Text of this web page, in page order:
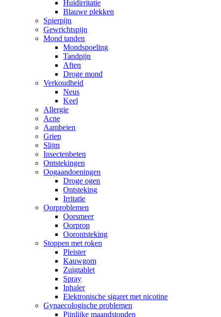
Huidirritatie
Blauwe plekken
Spierpijn
Gewrichtspijn
Mond tanden
Mondspoeling
Tandpijn
Aften
Droge mond
Verkoudheid
Neus
Keel
Allergie
Acne
Aambeien
Griep
Slijm
Insectenbeten
Ontstekingen
Oogaandoeningen
Droge ogen
Ontsteking
Irritatie
Oorproblemen
Oorsmeer
Oorprop
Oorontsteking
Stoppen met roken
Pleister
Kauwgom
Zuigtablet
Spray
Inhaler
Elektronische sigaret met nicotine
Gynaecologische problemen
Pijnlijke maandstonden